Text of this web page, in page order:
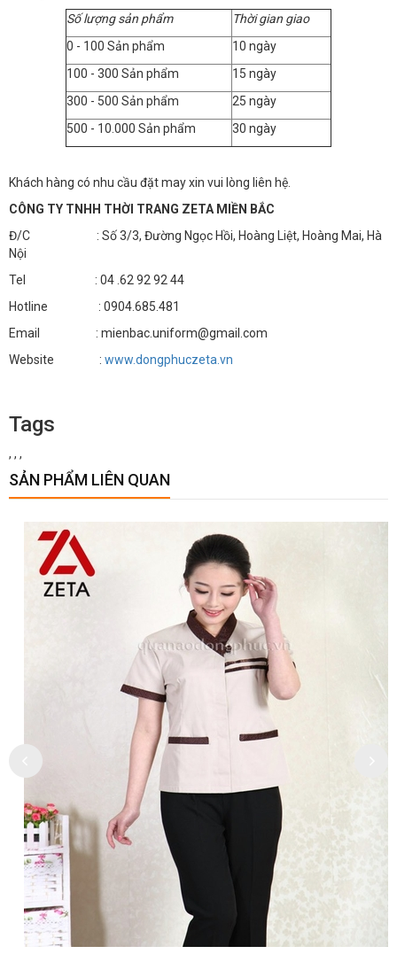
Số lượng sản phẩm
Thời gian giao
0 - 100 Sản phẩm
10 ngày
100 - 300 Sản phẩm
15 ngày
300 - 500 Sản phẩm
25 ngày
500 - 10.000 Sản phẩm
30 ngày
Khách hàng có nhu cầu đặt may xin vui lòng liên hệ.
CÔNG TY TNHH THỜI TRANG ZETA MIỀN BẮC
Đ/C : Số 3/3, Đường Ngọc Hồi, Hoàng Liệt, Hoàng Mai, Hà
Nội
Tel : 04 .62 92 92 44
Hotline : 0904.685.481
Email : mienbac.uniform@gmail.com
Website : www.dongphuczeta.vn
Tags
, , ,
SẢN PHẨM LIÊN QUAN